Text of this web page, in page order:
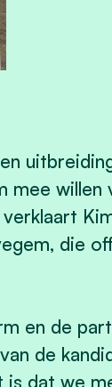
mee
die
en de
de
is dat we